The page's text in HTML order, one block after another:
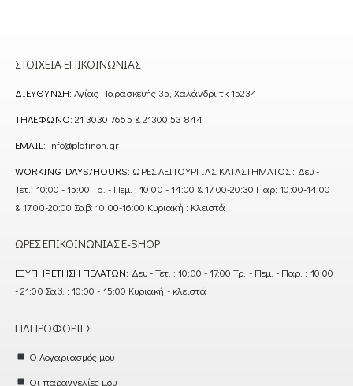
ΣΤΟΙΧΕΊΑ ΕΠΙΚΟΙΝΩΝΊΑΣ
ΔΙΕΎΘΥΝΣΗ: Αγίας Παρασκευής 35, Χαλάνδρι τκ 15234
ΤΗΛΈΦΩΝΟ: 21 3030 7665 & 21300 53 844
EMAIL: info@platinon.gr
WORKING DAYS/HOURS: ΩΡΕΣ ΛΕΙΤΟΥΡΓΙΑΣ ΚΑΤΑΣΤΗΜΑΤΟΣ : Δευ -
Τετ.: 10:00 - 15:00 Τρ. - Πεμ. : 10:00 - 14:00 & 17:00-20:30 Παρ: 10:00-14:00
& 17:00-20:00 Σαβ: 10:00-16:00 Κυριακή : Κλειστά
ΏΡΕΣ ΕΠΙΚΟΙΝΩΝΊΑΣ E-SHOP
ΕΞΥΠΗΡΈΤΗΣΗ ΠΕΛΑΤΏΝ: Δευ - Τετ. : 10:00 - 17:00 Τρ. - Πεμ. - Παρ. : 10:00
- 21:00 Σαβ. : 10:00 - 15:00 Κυριακή - κλειστά
ΠΛΗΡΟΦΟΡΊΕΣ
Ο Λογαριασμός μου
Οι παραγγελίες μου